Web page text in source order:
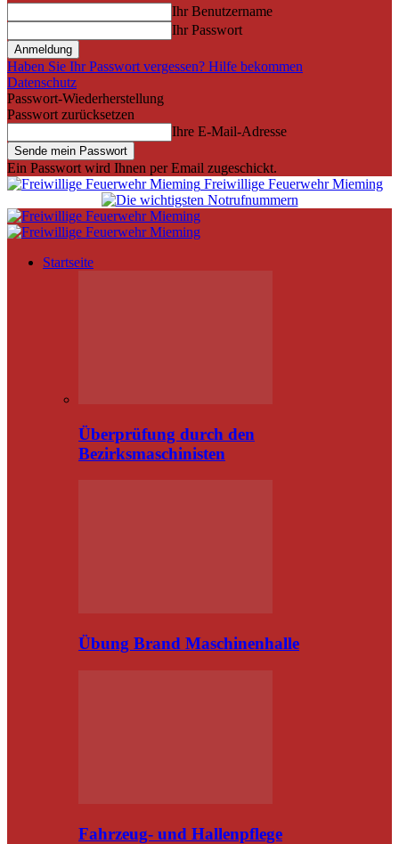
Ihr Benutzername
Ihr Passwort
Haben Sie Ihr Passwort vergessen? Hilfe bekommen
Datenschutz
Passwort-Wiederherstellung
Passwort zurücksetzen
Ihre E-Mail-Adresse
Ein Passwort wird Ihnen per Email zugeschickt.
Freiwillige Feuerwehr Mieming
Startseite
Überprüfung durch den
Bezirksmaschinisten
Übung Brand Maschinenhalle
Fahrzeug- und Hallenpflege